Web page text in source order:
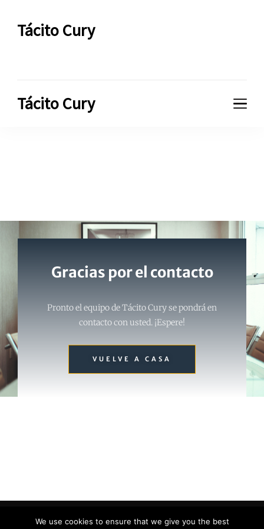
Tácito Cury
Tácito Cury
Gracias por el contacto
Pronto el equipo de Tácito Cury se pondrá en
contacto con usted. ¡Espere!
VUELVE A CASA
© Copyright 2026 Tácito Cury . All Rights Reserved.
We use cookies to ensure that we give you the best